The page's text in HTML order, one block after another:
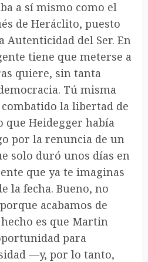
a sí mismo como el
de Heráclito, puesto
Autenticidad del Ser. En
tiene que meterse a
quiere, sin tanta
Tú misma
la libertad de
que Heidegger había
por la renuncia de un
solo duró unos días en
que ya te imaginas
la fecha. Bueno, no
acabamos de
es que Martin
para
—y, por lo tanto,